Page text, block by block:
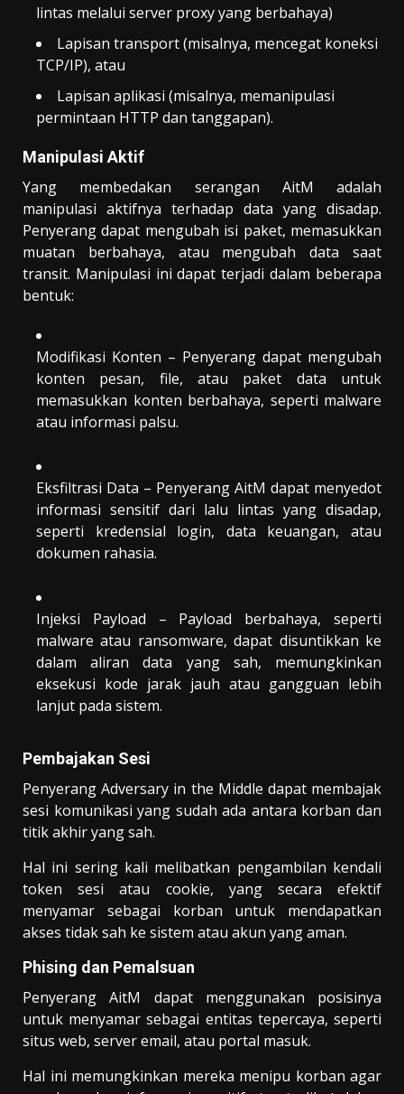
lintas melalui server proxy yang berbahaya)
Lapisan transport (misalnya, mencegat koneksi
TCP/IP), atau
Lapisan aplikasi (misalnya, memanipulasi
permintaan HTTP dan tanggapan).
Manipulasi Aktif
Yang membedakan serangan AitM adalah
manipulasi aktifnya terhadap data yang disadap.
Penyerang dapat mengubah isi paket, memasukkan
muatan berbahaya, atau mengubah data saat
transit. Manipulasi ini dapat terjadi dalam beberapa
bentuk:
Modifikasi Konten – Penyerang dapat mengubah
konten pesan, file, atau paket data untuk
memasukkan konten berbahaya, seperti malware
atau informasi palsu.
Eksfiltrasi Data – Penyerang AitM dapat menyedot
informasi sensitif dari lalu lintas yang disadap,
seperti kredensial login, data keuangan, atau
dokumen rahasia.
Injeksi Payload – Payload berbahaya, seperti
malware atau ransomware, dapat disuntikkan ke
dalam aliran data yang sah, memungkinkan
eksekusi kode jarak jauh atau gangguan lebih
lanjut pada sistem.
Pembajakan Sesi
Penyerang Adversary in the Middle dapat membajak
sesi komunikasi yang sudah ada antara korban dan
titik akhir yang sah.
Hal ini sering kali melibatkan pengambilan kendali
token sesi atau cookie, yang secara efektif
menyamar sebagai korban untuk mendapatkan
akses tidak sah ke sistem atau akun yang aman.
Phising dan Pemalsuan
Penyerang AitM dapat menggunakan posisinya
untuk menyamar sebagai entitas tepercaya, seperti
situs web, server email, atau portal masuk.
Hal ini memungkinkan mereka menipu korban agar